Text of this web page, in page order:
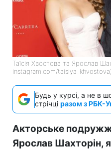
Таїсія Хвостова та Ярослав
instagram.com/taisiya_khvostova)
Будь у курсі, а не в
стрічці разом з РБК-
Акторське
Ярослав Шахторін,